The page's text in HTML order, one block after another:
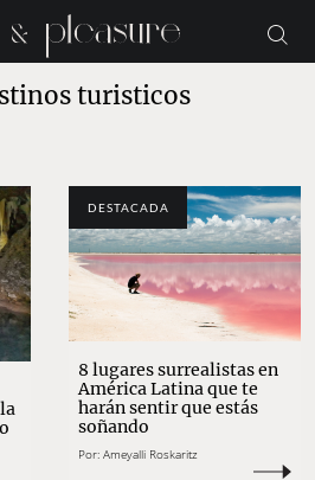
turisticos
DESTACADA
8 lugares surrealistas en
América Latina que te
harán sentir que estás
soñando
Por: Ameyalli Roskaritz